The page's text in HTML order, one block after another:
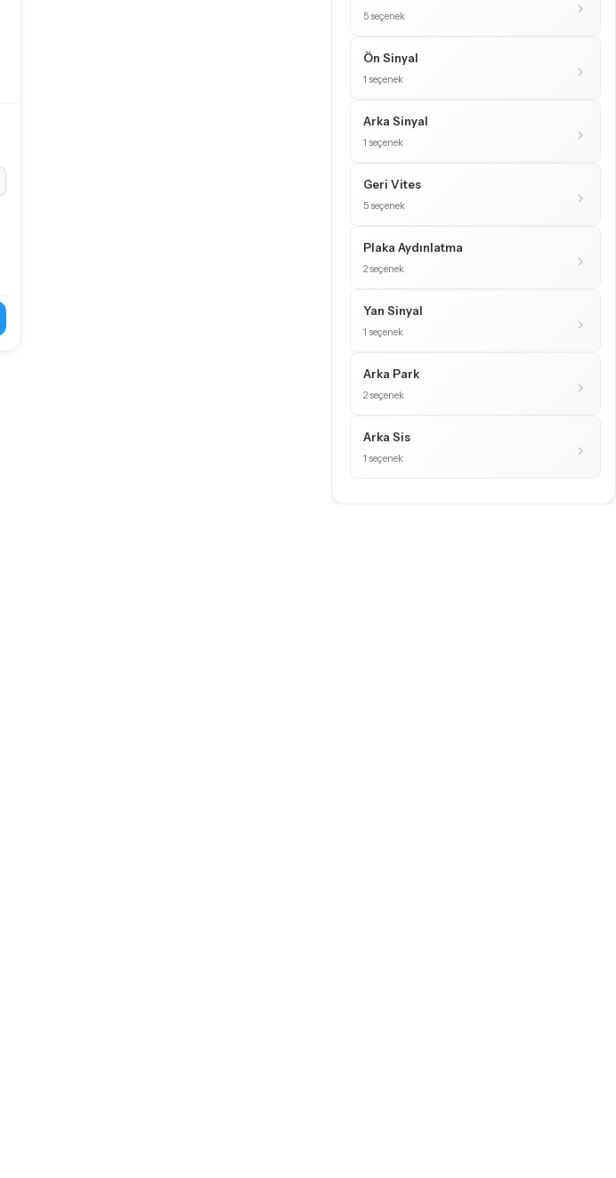
5 seçenek
Ön Sinyal
1 seçenek
Arka Sinyal
1 seçenek
Geri Vites
5 seçenek
Plaka Aydınlatma
2 seçenek
Yan Sinyal
1 seçenek
Arka Park
2 seçenek
Arka Sis
1 seçenek